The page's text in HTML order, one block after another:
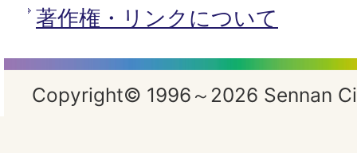
著作権・リンクについて
Copyright© 1996～2026 Sennan